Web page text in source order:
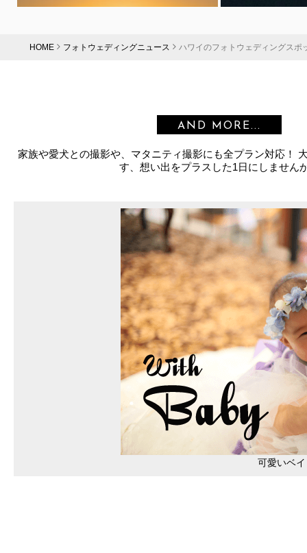
HOME フォトウェディングニュース ハワイのフォトウェディングスポ
AND MORE...
家族や愛犬との撮影や、マタニティ撮影にも全プラン対応！
す、想い出をプラスした1日にしません
可愛いベ